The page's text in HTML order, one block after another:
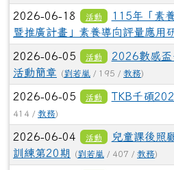
2026-06-18 活動
115年「素
暨推廣計畫」素養導向評量應用
2026-06-05 活動
2026數感盃
活動簡章
(劉若嵐 / 195 / 教務)
2026-06-05 活動 TKB千碩
414 / 教務)
2026-06-04 活動
兒童課後照
訓練第20期
(劉若嵐 / 407 / 教務)